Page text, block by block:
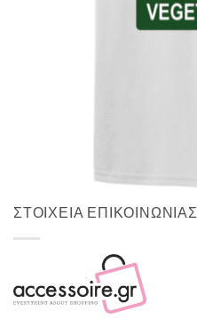
ΣΤΟΙΧΕΙΑ ΕΠΙΚΟΙΝΩΝΙΑΣ